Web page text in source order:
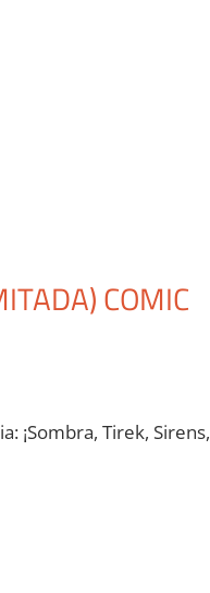
COMIC
¡Sombra, Tirek, Sirens,